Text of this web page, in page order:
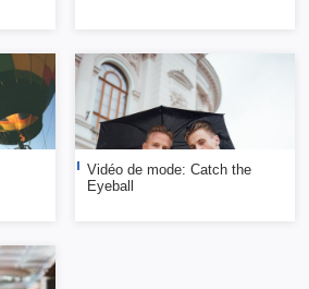
Vidéo de mode: Catch the
Eyeball